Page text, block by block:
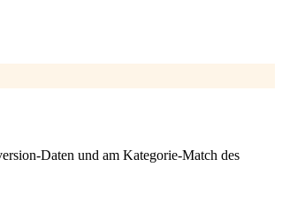
Daten und am Kategorie-Match des